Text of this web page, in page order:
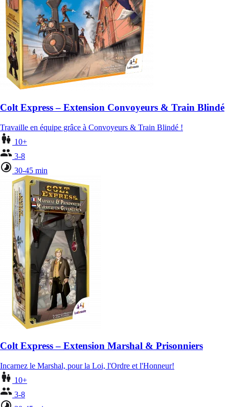
Colt Express – Extension Convoyeurs & Train Blindé
Travaille en équipe grâce à Convoyeurs & Train Blindé !
10+
3-8
30-45 min
Colt Express – Extension Marshal & Prisonniers
Incarnez le Marshal, pour la Loi, l'Ordre et l'Honneur!
10+
3-8